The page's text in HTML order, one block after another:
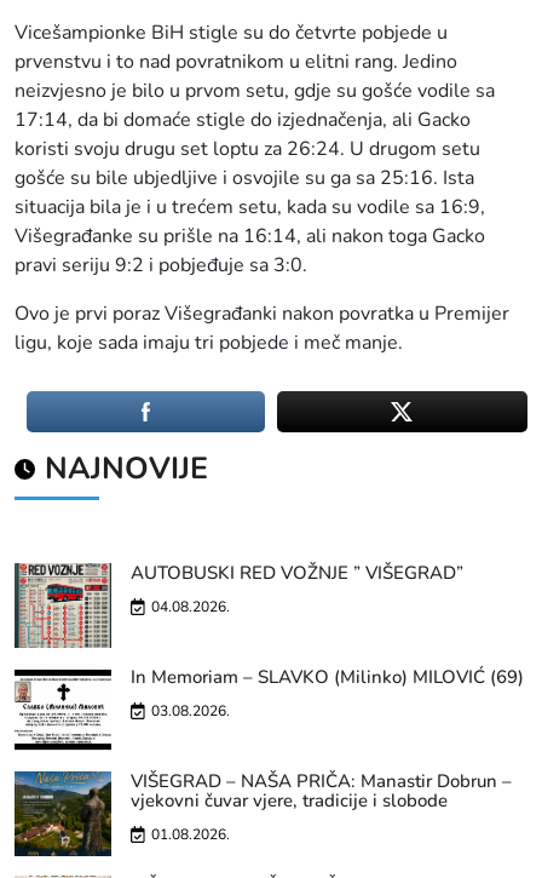
Vicešampionke BiH stigle su do četvrte pobjede u
prvenstvu i to nad povratnikom u elitni rang. Jedino
neizvjesno je bilo u prvom setu, gdje su gošće vodile sa
17:14, da bi domaće stigle do izjednačenja, ali Gacko
koristi svoju drugu set loptu za 26:24. U drugom setu
gošće su bile ubjedljive i osvojile su ga sa 25:16. Ista
situacija bila je i u trećem setu, kada su vodile sa 16:9,
Višegrađanke su prišle na 16:14, ali nakon toga Gacko
pravi seriju 9:2 i pobjeđuje sa 3:0.
Ovo je prvi poraz Višegrađanki nakon povratka u Premijer
ligu, koje sada imaju tri pobjede i meč manje.
NAJNOVIJE
AUTOBUSKI RED VOŽNJE ” VIŠEGRAD”
04.08.2026.
In Memoriam – SLAVKO (Milinko) MILOVIĆ (69)
03.08.2026.
VIŠEGRAD – NAŠA PRIČA: Manastir Dobrun –
vjekovni čuvar vjere, tradicije i slobode
01.08.2026.